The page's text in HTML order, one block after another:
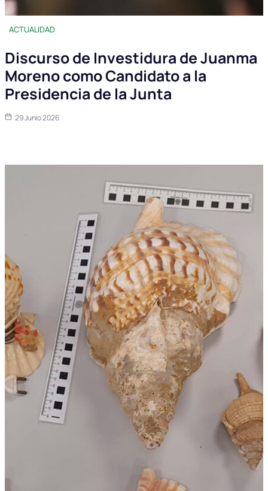
ACTUALIDAD
Discurso de Investidura de Juanma
Moreno como Candidato a la
Presidencia de la Junta
29 Junio 2026